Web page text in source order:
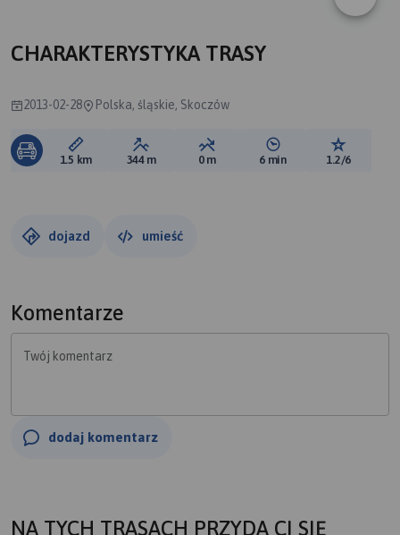
CHARAKTERYSTYKA TRASY
2013-02-28 Polska, śląskie, Skoczów
Długość trasy:
1.5 km Suma przewyższeń:
344 m Suma spadków:
0 m Średni czas potrzebny
6 min Ocena
1.2/6
dojazd umieść
Komentarze
Twój komentarz
dodaj komentarz
NA TYCH TRASACH PRZYDA CI SIĘ